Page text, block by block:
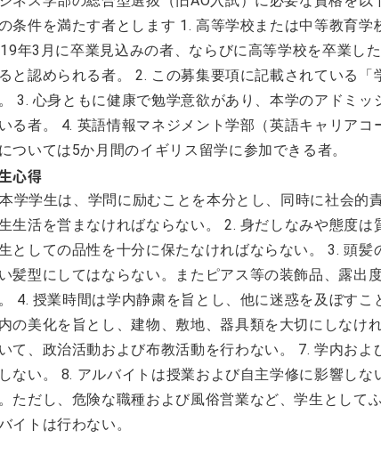
条件を満たす者とします 1. 高等学校または中等教育学
年3月に卒業見込みの者、ならびに高等学校を卒業し
と認められる者。 2. この募集要項に記載されている「
3. 心身ともに健康で勉学意欲があり、本学のアドミッ
る者。 4. 英語情報マネジメント学部（英語キャリアコ
ついては5か月間のイギリス留学に参加できる者。
心得
学学生は、学問に励むことを本分とし、同時に社会的
生活を営まなければならない。 2. 身だしなみや態度は
としての品性を十分に保たなければならない。 3. 頭髪
髪型にしてはならない。またピアス等の装飾品、露出
4. 授業時間は学内静粛を旨とし、他に迷惑を及ぼすこ
の美化を旨とし、建物、敷地、器具類を大切にしなけ
て、政治活動および布教活動を行わない。 7. 学内およ
ない。 8. アルバイトは授業および自主学修に影響しな
ただし、危険な職種および風俗営業など、学生として
イトは行わない。